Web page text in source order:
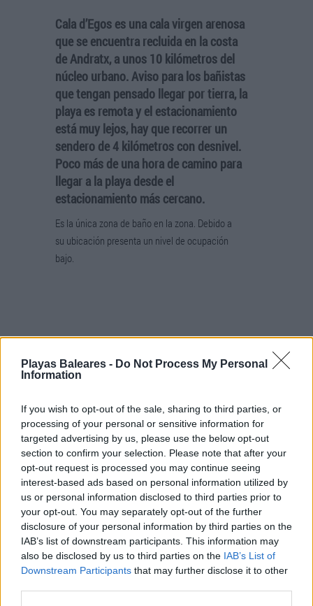
Playas Baleares - Do Not Process My Personal
Information
If you wish to opt-out of the sale, sharing to third parties, or
processing of your personal or sensitive information for
targeted advertising by us, please use the below opt-out
section to confirm your selection. Please note that after your
opt-out request is processed you may continue seeing
interest-based ads based on personal information utilized by
us or personal information disclosed to third parties prior to
your opt-out. You may separately opt-out of the further
disclosure of your personal information by third parties on the
IAB’s list of downstream participants. This information may
also be disclosed by us to third parties on the IAB’s List of
Downstream Participants that may further disclose it to other
Cala d’Egos es una cala virgen arenosa
que se encuentra recluida en la costa
de Andratx, a unos 10 kilómetros del
núcleo urbano. Aviso para los bañistas
que tengan pensado llegar por tierra, la
playa es remota y el estacionamiento
está muy lejos, hay que recorrer un
sendero de 4 kilómetros con desnivel.
Poco más de una hora de camino para
llegar a la playa desde el
estacionamiento más cercano.
Es la única zona de baño en la zona. Debido a
su ubicación presenta un nivel de ocupación
bajo.
La playa se encuentra rodeada de un pinar,
mayoritariamente compuesto de arbustos
bajos. El subsuelo marino presenta una
profundidad importante. Recomendamos esta
playa a personas en forma, que les guste nadar
y bucear. Si nadan siguiendo la costa a ambos
lados, podrán encontrar varias cuevas carvadas